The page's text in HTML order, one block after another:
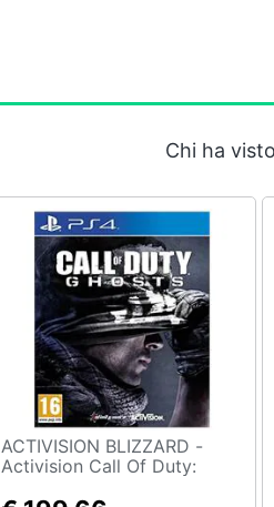
Chi ha
ACTIVISION BLIZZARD -
Activision Call Of Duty: